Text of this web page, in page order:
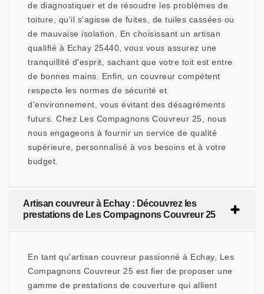
de diagnostiquer et de résoudre les problèmes de
toiture, qu'il s'agisse de fuites, de tuiles cassées ou
de mauvaise isolation. En choisissant un artisan
qualifié à Echay 25440, vous vous assurez une
tranquillité d'esprit, sachant que votre toit est entre
de bonnes mains. Enfin, un couvreur compétent
respecte les normes de sécurité et
d'environnement, vous évitant des désagréments
futurs. Chez Les Compagnons Couvreur 25, nous
nous engageons à fournir un service de qualité
supérieure, personnalisé à vos besoins et à votre
budget.
Artisan couvreur à Echay : Découvrez les
prestations de Les Compagnons Couvreur 25
En tant qu'artisan couvreur passionné à Echay, Les
Compagnons Couvreur 25 est fier de proposer une
gamme de prestations de couverture qui allient